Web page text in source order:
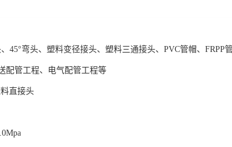
45°弯头、塑料变径接头、塑料三通接头、PVC管帽、FRPP
配管工程、电气配管工程等
直接头